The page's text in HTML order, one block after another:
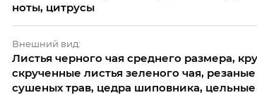
ноты, цитрусы
Внешний вид:
Листья черного чая среднего размера,
скрученные листья зеленого чая, резаные
сушеных трав, цедра шиповника,